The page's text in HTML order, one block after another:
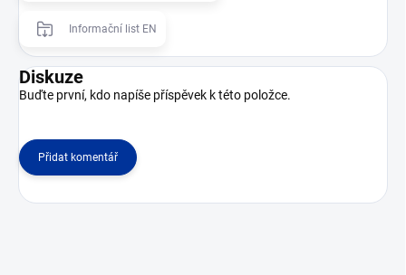
Informační list EN
Diskuze
Buďte první, kdo napíše příspěvek k této položce.
Přidat komentář